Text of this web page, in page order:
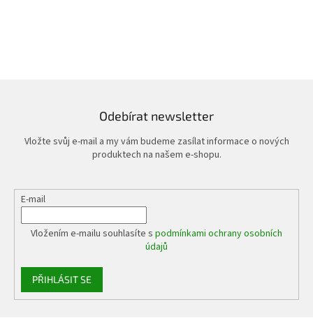
Odebírat newsletter
Vložte svůj e-mail a my vám budeme zasílat informace o nových
produktech na našem e-shopu.
E-mail
Vložením e-mailu souhlasíte s podmínkami ochrany osobních
údajů
PŘIHLÁSIT SE